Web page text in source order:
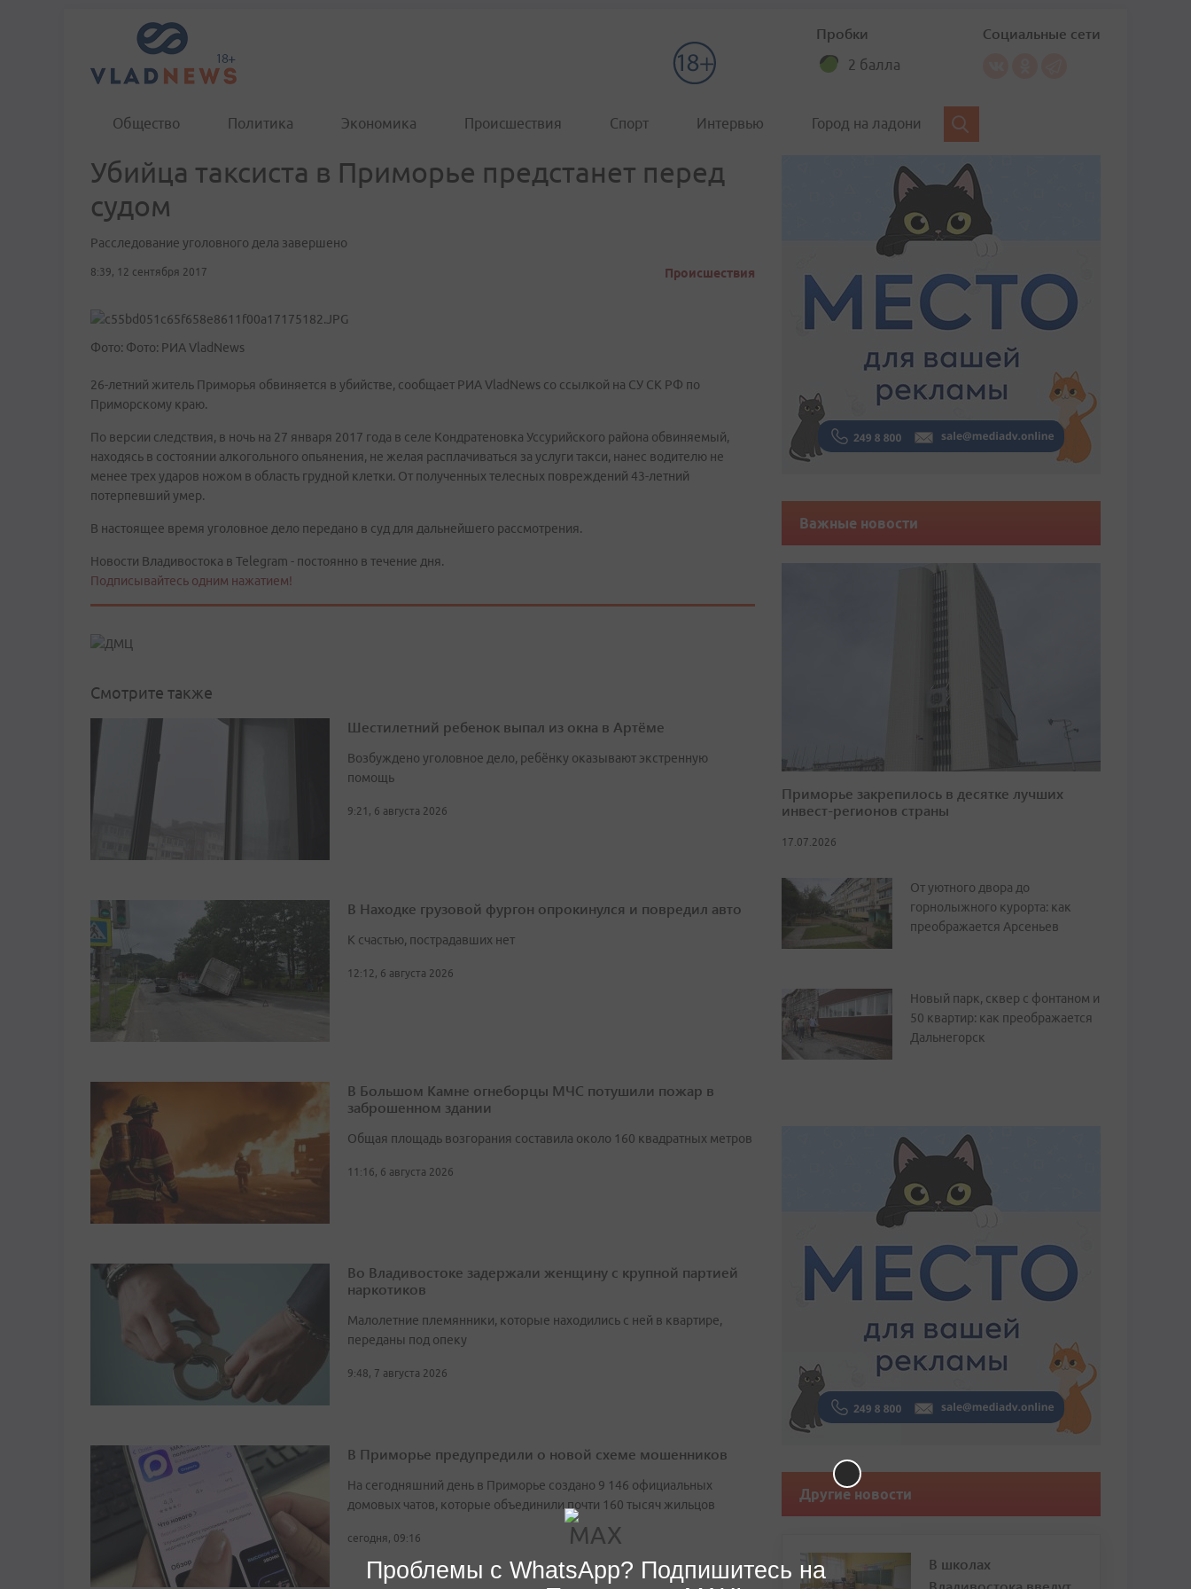
Пробки
2 балла
Социальные сети
Общество Политика Экономика Происшествия Спорт Интервью Город на ладони
Убийца таксиста в Приморье предстанет перед
судом
Расследование уголовного дела завершено
8:39, 12 сентября 2017 Происшествия
Фото: Фото: РИА VladNews
26-летний житель Приморья обвиняется в убийстве, сообщает РИА VladNews со ссылкой на СУ СК РФ по
Приморскому краю.
По версии следствия, в ночь на 27 января 2017 года в селе Кондратеновка Уссурийского района обвиняемый,
находясь в состоянии алкогольного опьянения, не желая расплачиваться за услуги такси, нанес водителю не
менее трех ударов ножом в область грудной клетки. От полученных телесных повреждений 43-летний
потерпевший умер.
В настоящее время уголовное дело передано в суд для дальнейшего рассмотрения.
Новости Владивостока в Telegram - постоянно в течение дня.
Подписывайтесь одним нажатием!
Смотрите также
Шестилетний ребенок выпал из окна в Артёме
Возбуждено уголовное дело, ребёнку оказывают экстренную
помощь
9:21, 6 августа 2026
В Находке грузовой фургон опрокинулся и повредил авто
К счастью, пострадавших нет
12:12, 6 августа 2026
В Большом Камне огнеборцы МЧС потушили пожар в
заброшенном здании
Общая площадь возгорания составила около 160 квадратных метров
11:16, 6 августа 2026
Во Владивостоке задержали женщину с крупной партией
наркотиков
Малолетние племянники, которые находились с ней в квартире,
переданы под опеку
9:48, 7 августа 2026
В Приморье предупредили о новой схеме мошенников
На сегодняшний день в Приморье создано 9 146 официальных
домовых чатов, которые объединили почти 160 тысяч жильцов
сегодня, 09:16
Важные новости
Приморье закрепилось в десятке лучших
инвест-регионов страны
17.07.2026
От уютного двора до
горнолыжного курорта: как
преображается Арсеньев
Новый парк, сквер с фонтаном и
50 квартир: как преображается
Дальнегорск
Другие новости
В школах
Проблемы с WhatsApp? Подпишитесь на